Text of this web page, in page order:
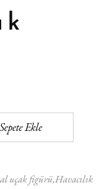
Sepete Ekle
uçak figürüHavacılık